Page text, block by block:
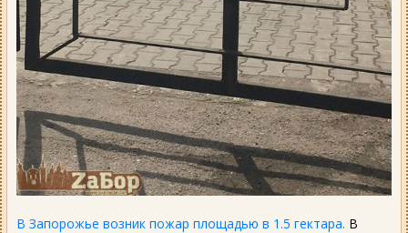
В Запорожье возник пожар площадью в 1.5 гектара. В